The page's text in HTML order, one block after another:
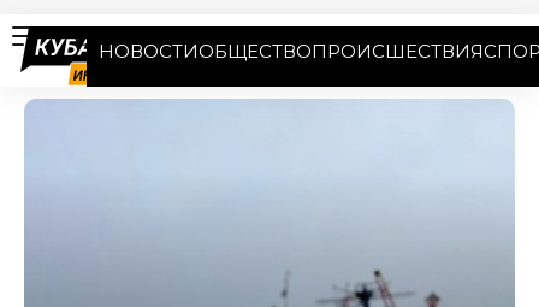
НОВОСТИОБЩЕСТВОПРОИСШЕСТВИЯ